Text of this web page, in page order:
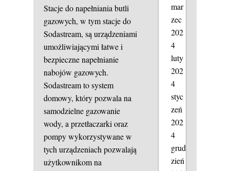
Stacje do napełniania butli
gazowych, w tym stacje do
Sodastream, są urządzeniami
umożliwiającymi łatwe i
bezpieczne napełnianie
nabojów gazowych.
Sodastream to system
domowy, który pozwala na
samodzielne gazowanie
wody, a przetłaczarki oraz
pompy wykorzystywane w
tych urządzeniach pozwalają
użytkownikom na
mar
zec
202
4
luty
202
4
styc
zeń
202
4
grud
zień